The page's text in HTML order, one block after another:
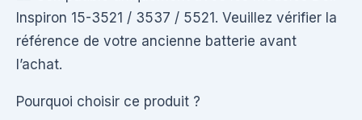
Inspiron 15-3521 / 3537 / 5521. Veuillez vérifier la
référence de votre ancienne batterie avant
l’achat.
Pourquoi choisir ce produit ?